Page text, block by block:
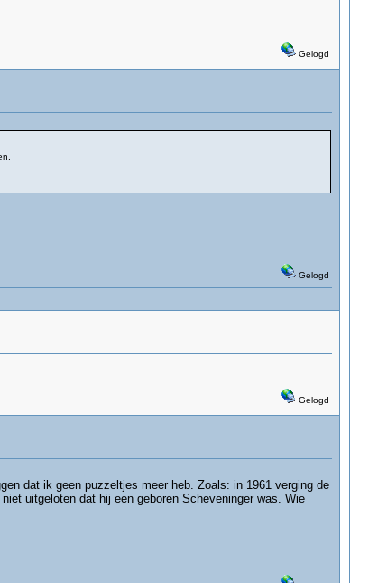
Gelogd
Gelogd
Gelogd
dat ik geen puzzeltjes meer heb. Zoals: in 1961 verging de
uitgeloten dat hij een geboren Scheveninger was. Wie